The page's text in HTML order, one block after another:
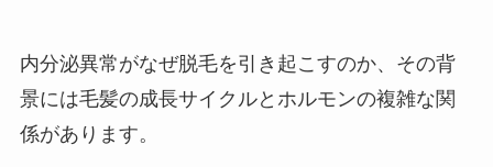
内分泌異常がなぜ脱毛を引き起こすのか、その背
景には毛髪の成長サイクルとホルモンの複雑な関
係があります。